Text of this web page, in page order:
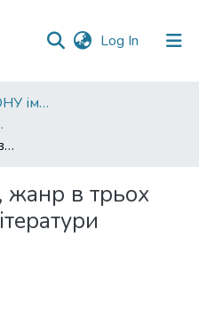
Log In (current)
Наукові видання ОНУ імені І. І. Мечникова
Слово, текст, твір, жанр в трьох основних типах літератури
жанр в трьох